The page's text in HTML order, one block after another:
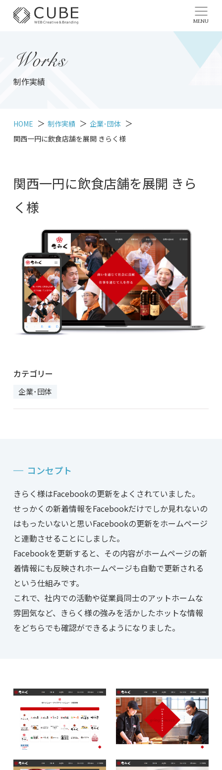
MENU
Works
制作実績
HOME 制作実績
企業･団体
関西一円に飲食店舗を展開 きらく様
関西一円に飲食店舗を展開 きら
く様
カテゴリー
企業･団体
コンセプト
きらく様はFacebookの更新をよくされていました。
せっかくの新着情報をFacebookだけでしか見れないの
はもったいないと思いFacebookの更新をホームページ
と連動させることにしました。
Facebookを更新すると、その内容がホームページの新
着情報にも反映されホームページも自動で更新される
という仕組みです。
これで、社内での活動や従業員同士のアットホームな
雰囲気など、きらく様の強みを活かしたホットな情報
をどちらでも確認ができるようになりました。